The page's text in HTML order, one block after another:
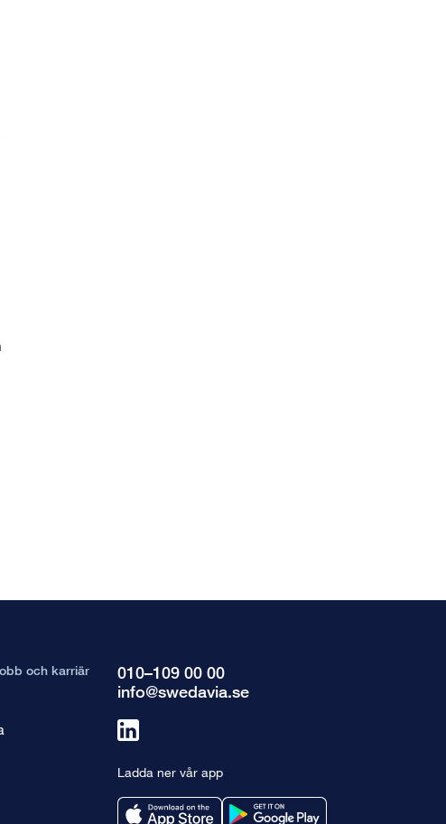
och karriär
010–109 00 00
info@swedavia.se
linkedin
Ladda ner vår app